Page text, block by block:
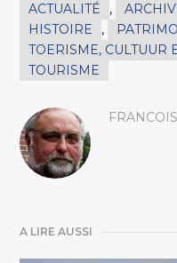
ACTUALITÉ ,
HISTOIRE
,
TOERISME, CULTUUR
TOURISME
A LIRE AUSSI